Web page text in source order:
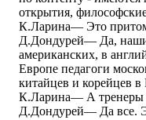
открытия,
К.Ларина― Это
Д.Дондурей― Да,
американских, в
Европе педагоги
китайцев и корейцев в
К.Ларина― А тренеры
Д.Дондурей― Да все.